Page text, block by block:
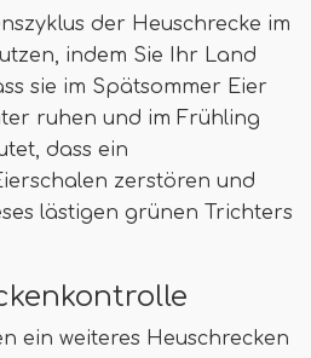
der Heuschrecke im
indem Sie Ihr Land
sie im Spätsommer Eier
ruhen und im Frühling
dass ein
zerstören und
lästigen grünen Trichters
ein weiteres Heuschrecken